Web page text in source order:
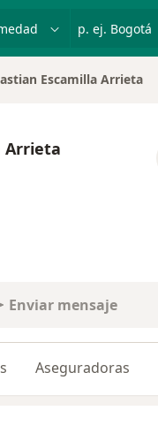
p. ej. Bogotá
Escamilla Arrieta
Arrieta
Enviar mensaje
Aseguradoras